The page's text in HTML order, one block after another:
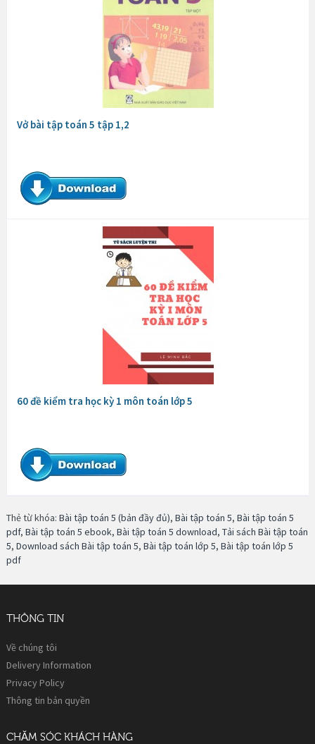
Vở bài tập toán 5 tập 1,2
60 đề kiểm tra học kỳ 1 môn toán lớp 5
Thẻ từ khóa: Bài tập toán 5 (bản đầy đủ), Bài tập toán 5, Bài tập toán 5
pdf, Bài tập toán 5 ebook, Bài tập toán 5 download, Tải sách Bài tập toán
5, Download sách Bài tập toán 5, Bài tập toán lớp 5, Bài tập toán lớp 5
pdf
THÔNG TIN
Về chúng tôi
Delivery Information
Privacy Policy
Thông tin bản quyền
CHĂM SÓC KHÁCH HÀNG